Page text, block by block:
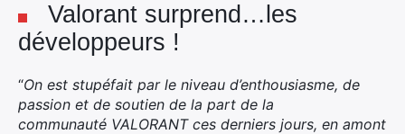
Valorant surprend…les
développeurs !
“On est stupéfait par le niveau d’enthousiasme, de
passion et de soutien de la part de la
communauté VALORANT ces derniers jours, en amont